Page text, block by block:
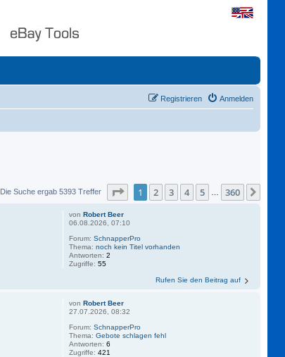
Anmelden
Registrieren
Die Suche ergab 5393 Treffer Seite von360
1 2 3 4 5 360
von Robert Beer
06.08.2026, 07:10
Forum: SchnapperPro
Thema: noch kein Titel vorhanden
Antworten: 2
Zugriffe: 55
Rufen Sie den Beitrag auf
von Robert Beer
27.07.2026, 08:32
Forum: SchnapperPro
Thema: Gebote schlagen fehl
Antworten: 6
Zugriffe: 421